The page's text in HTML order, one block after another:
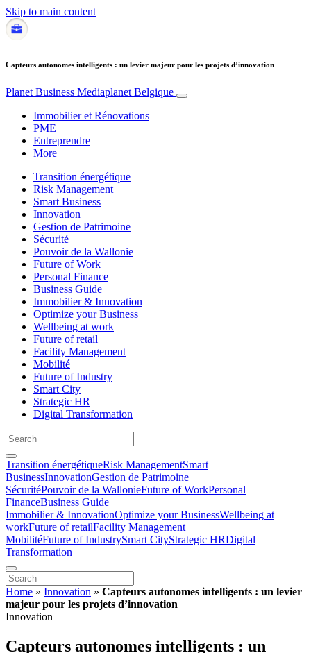
Skip to main content
Capteurs autonomes intelligents : un levier majeur pour les projets d’innovation
Planet Business Mediaplanet Belgique
Immobilier et Rénovations
PME
Entreprendre
More
Transition énergétique
Risk Management
Smart Business
Innovation
Gestion de Patrimoine
Sécurité
Pouvoir de la Wallonie
Future of Work
Personal Finance
Business Guide
Immobilier & Innovation
Optimize your Business
Wellbeing at work
Future of retail
Facility Management
Mobilité
Future of Industry
Smart City
Strategic HR
Digital Transformation
Transition énergétiqueRisk ManagementSmart
BusinessInnovationGestion de Patrimoine
SécuritéPouvoir de la WallonieFuture of WorkPersonal
FinanceBusiness Guide
Immobilier & InnovationOptimize your BusinessWellbeing at
workFuture of retailFacility Management
MobilitéFuture of IndustrySmart CityStrategic HRDigital
Transformation
Home » Innovation » Capteurs autonomes intelligents : un levier
majeur pour les projets d’innovation
Innovation
Capteurs autonomes intelligents : un